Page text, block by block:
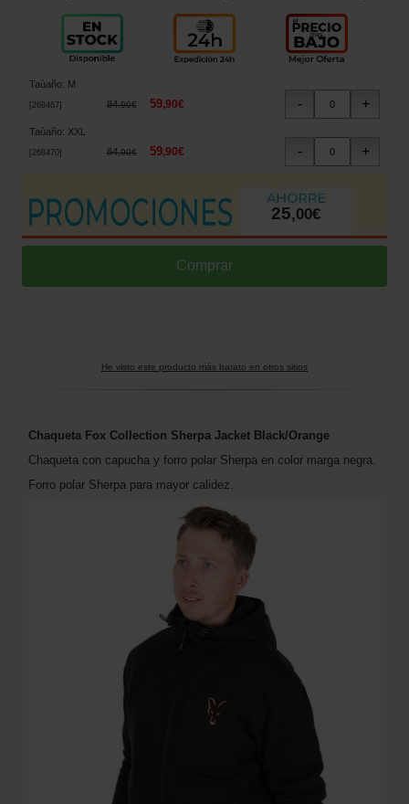
Taùaño: M
268467] 84,90€ 59,90€
Taùaño: XXL
268470] 84,90€ 59,90€
25,00€
He visto este producto más barato en otros sitios
Chaqueta Fox Collection Sherpa Jacket Black/Orange
Chaqueta con capucha y forro polar Sherpa en color marga negra.
Forro polar Sherpa para mayor calidez.